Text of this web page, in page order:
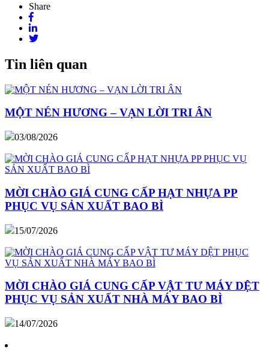
Share
Tin liên quan
MỘT NÉN HƯƠNG – VẠN LỜI TRI ÂN
03/08/2026
MỜI CHÀO GIÁ CUNG CẤP HẠT NHỰA PP
PHỤC VỤ SẢN XUẤT BAO BÌ
15/07/2026
MỜI CHÀO GIÁ CUNG CẤP VẬT TƯ MÁY DỆT
PHỤC VỤ SẢN XUẤT NHÀ MÁY BAO BÌ
14/07/2026